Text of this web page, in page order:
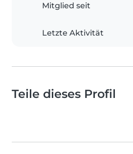
Mitglied seit
Letzte Aktivität
Teile dieses Profil